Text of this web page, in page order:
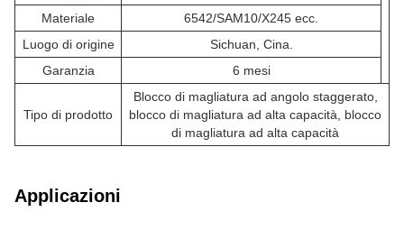
Materiale
6542/SAM10/X245 ecc.
Luogo di origine
Sichuan, Cina.
Garanzia
6 mesi
Tipo di prodotto
Blocco di magliatura ad angolo staggerato,
blocco di magliatura ad alta capacità, blocco
di magliatura ad alta capacità
Applicazioni